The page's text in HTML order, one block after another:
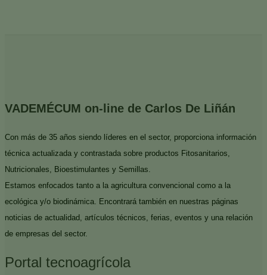
VADEMÉCUM on-line de Carlos De Liñán
Con más de 35 años siendo líderes en el sector, proporciona información
técnica actualizada y contrastada sobre productos Fitosanitarios,
Nutricionales, Bioestimulantes y Semillas.
Estamos enfocados tanto a la agricultura convencional como a la
ecológica y/o biodinámica. Encontrará también en nuestras páginas
noticias de actualidad, artículos técnicos, ferias, eventos y una relación
de empresas del sector.
Portal tecnoagrícola